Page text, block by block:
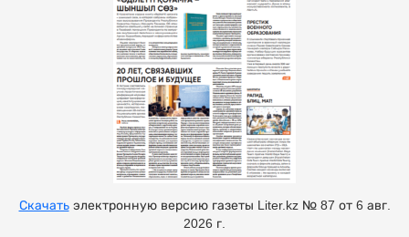
Скачатьэлектронную версию газеты Liter.kz № 87 от 6 авг.
2026 г.